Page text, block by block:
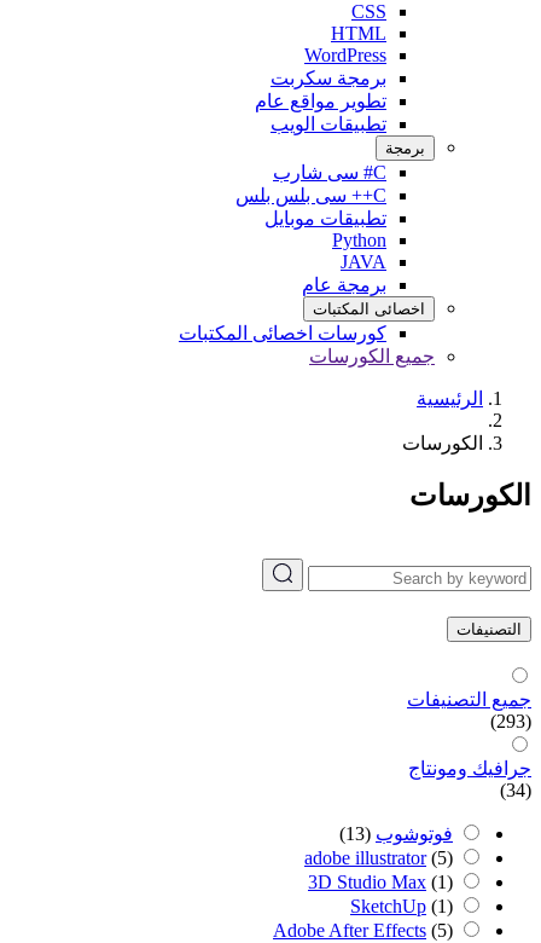
CSS
HTML
WordPress
برمجة سكربت
تطوير مواقع عام
تطبيقات الويب
برمجة
C# سى شارب
C++ سى بلس بلس
تطبيقات موبايل
Python
JAVA
برمجة عام
اخصائى المكتبات
كورسات اخصائى المكتبات
جميع الكورسات
الرئيسية
الكورسات
الكورسات
التصنيفات
جميع التصنيفات
(293)
جرافيك ومونتاج
(34)
فوتوشوب (13)
adobe illustrator (5)
3D Studio Max (1)
SketchUp (1)
Adobe After Effects (5)